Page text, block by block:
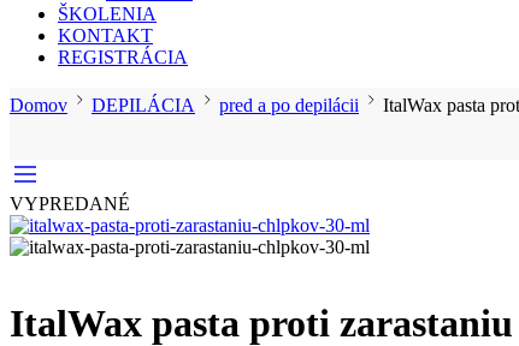
ŠKOLENIA
KONTAKT
REGISTRÁCIA
Domov DEPILÁCIA pred a po depilácii ItalWax pasta
VYPREDANÉ
ItalWax pasta proti